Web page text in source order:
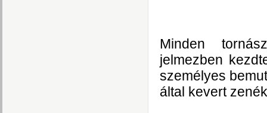
Minden
jelmezben
személyes
által kevert